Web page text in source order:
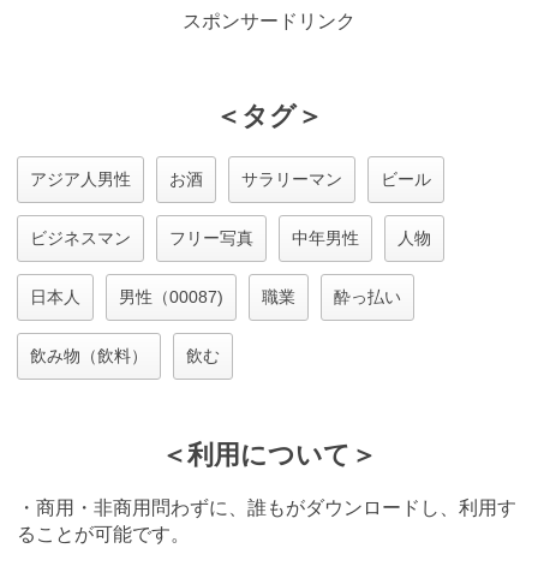
スポンサードリンク
＜タグ＞
アジア人男性 お酒 サラリーマン ビール
ビジネスマン フリー写真 中年男性 人物
日本人 男性（00087) 職業 酔っ払い
飲み物（飲料） 飲む
＜利用について＞
・商用・非商用問わずに、誰もがダウンロードし、利用す
ることが可能です。